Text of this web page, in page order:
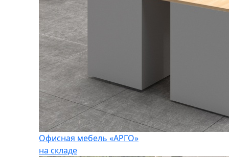
Офисная мебель «АРГО»
на складе